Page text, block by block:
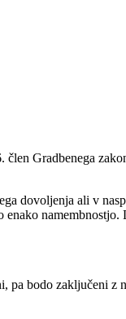
Gradbenega
dovoljenja ali v
bodo zaključeni